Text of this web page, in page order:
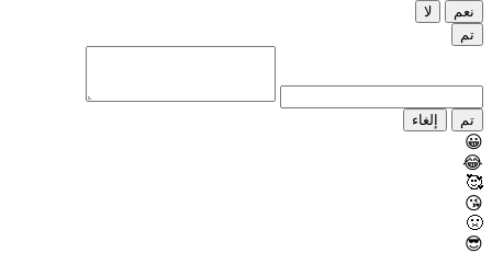
نعم
لا
تم
تم إلغاء
😀
😂
🥰
😘
🤢
😎